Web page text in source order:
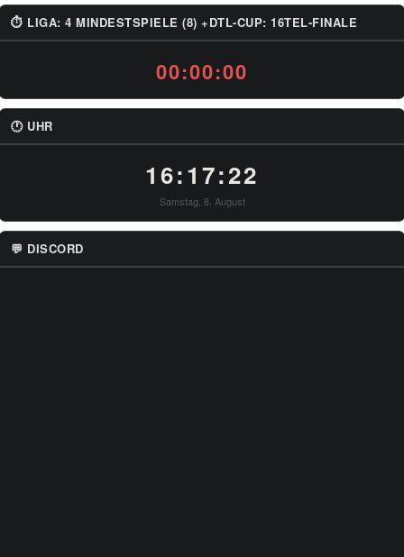
⏱ LIGA: 4 MINDESTSPIELE (8) +DTL-CUP: 16TEL-FINALE
00:00:00
🕐 UHR
16:17:22
Samstag, 8. August
💬 DISCORD